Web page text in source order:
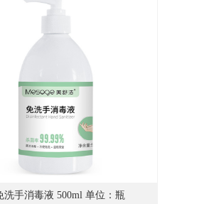
洗手消毒液 500ml 单位：瓶